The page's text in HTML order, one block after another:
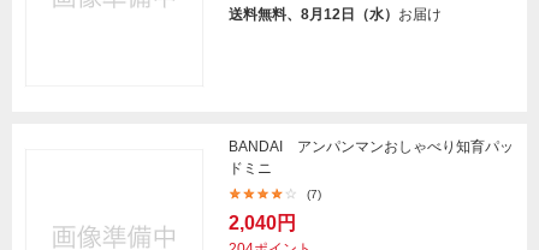
送料無料、8月12日（水） お届け
BANDAI アンパンマンおしゃべり知育パッ
ドミニ
(7)
2,040円